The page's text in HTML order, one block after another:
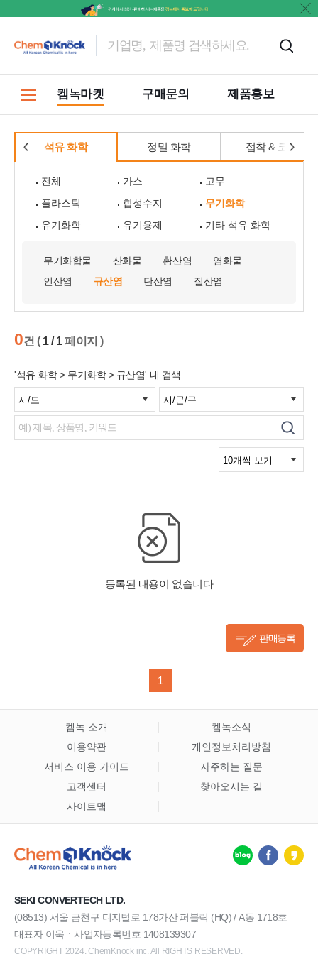
켐녹마켓 구매문의 제품홍보
석유 화학 정밀 화학 접착 & 코팅
전체 가스
고무
플라스틱
합성수지
무기화학
유기화학
유기용제 기타 석유 화학
무기화합물 산화물 황산염
염화물
인산염
규산염 탄산염 질산염
0건 ( 1 / 1페이지 )
'석유 화학 > 무기화학 > 규산염' 내 검색
판매등록
1
켐녹 소개
켐녹소식
이용약관
개인정보처리방침
서비스 이용 가이드
자주하는 질문
고객센터
찾아오시는 길
사이트맵
SEKI CONVERTECH LTD.
(08513) 서울 금천구 디지털로 178가산 퍼블릭 (HQ) / A동 1718호
대표자 이욱ㆍ사업자등록번호 1408139307
COPYRIGHT 2024. ChemKnock inc. All RIGHTS RESERVED.